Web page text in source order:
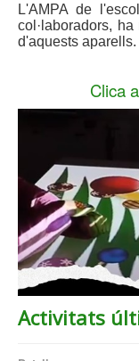
L'AMPA de
col·laboradors,
d'aquests aparells.
Clica
Activitats